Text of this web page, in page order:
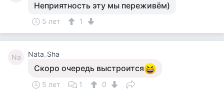
Неприятность эту мы переживём)
5 лет 1
Na Nata_Sha
Скоро очередь выстроится
5 лет 1 0